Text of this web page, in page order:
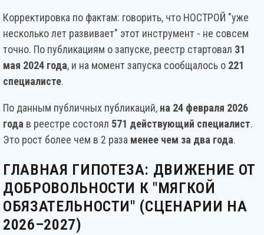
Корректировка по фактам: говорить, что НОСТРОЙ "уже
несколько лет развивает" этот инструмент - не совсем
точно. По публикациям о запуске, реестр стартовал 31
мая 2024 года, и на момент запуска сообщалось о 221
специалисте.
По данным публичных публикаций, на 24 февраля 2026
года в реестре состоял 571 действующий специалист.
Это рост более чем в 2 раза менее чем за два года.
ГЛАВНАЯ ГИПОТЕЗА: ДВИЖЕНИЕ ОТ
ДОБРОВОЛЬНОСТИ К "МЯГКОЙ
ОБЯЗАТЕЛЬНОСТИ" (СЦЕНАРИИ НА
2026–2027)